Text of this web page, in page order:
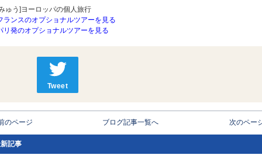
ゅう]ヨーロッパの個人旅行
ランスのオプショナルツアーを見る
リ発のオプショナルツアーを見る
Tweet
のページ ブログ記事一覧へ 次のペー
記事